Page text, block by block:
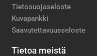
Tietosuojaseloste
Kuvapankki
Saavutettavuusseloste
Tietoa meistä